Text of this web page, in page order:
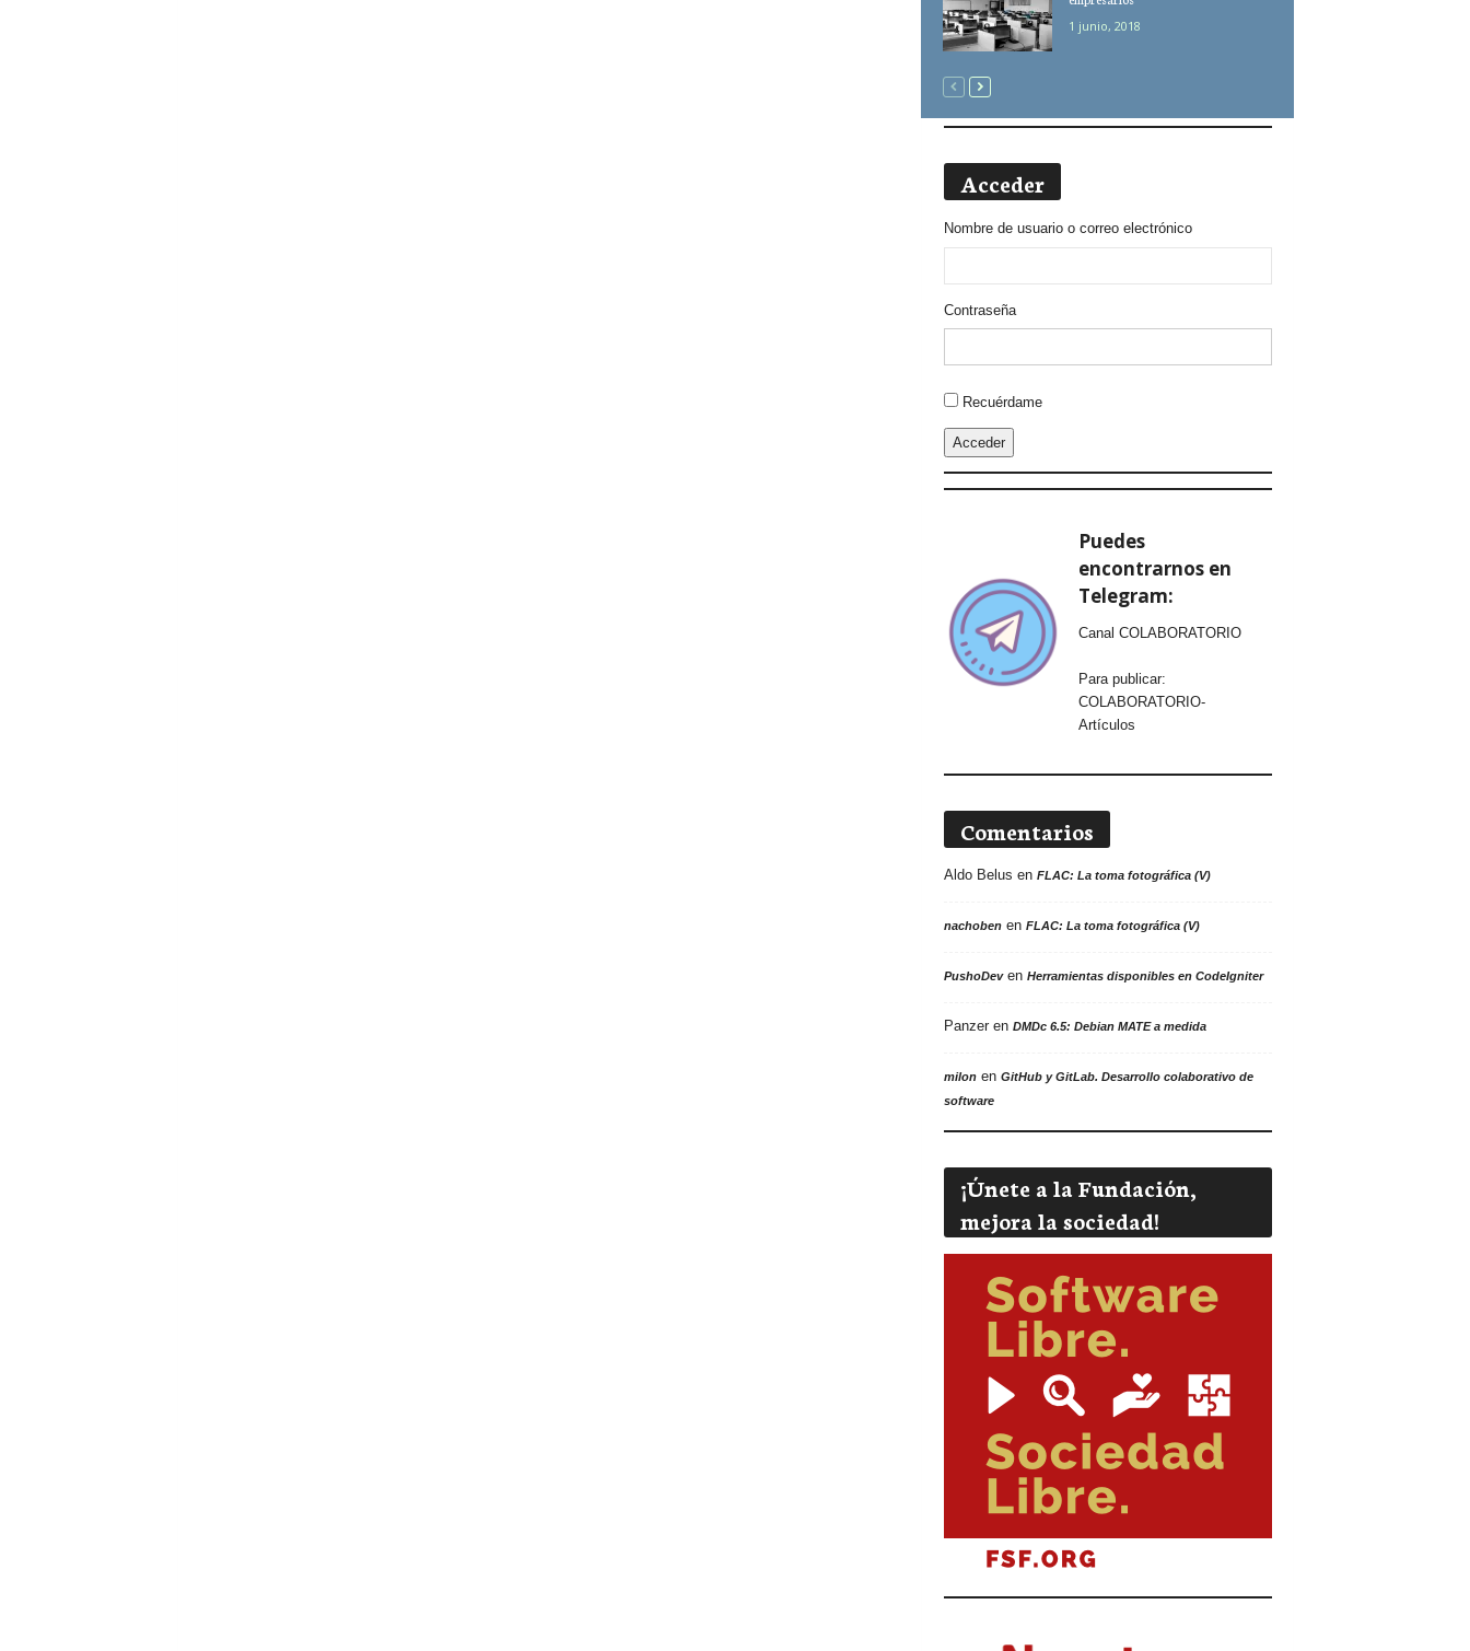
1 junio, 2018
Acceder
Nombre de usuario o correo electrónico
Contraseña
Alternative:
Recuérdame
Acceder
Puedes
encontrarnos en
Telegram:
Canal COLABORATORIO
Para publicar:
COLABORATORIO-
Artículos
Comentarios
Aldo Belus en FLAC: La toma fotográfica (V)
nachobenen FLAC: La toma fotográfica (V)
PushoDeven Herramientas disponibles en CodeIgniter
Panzeren DMDc 6.5: Debian MATE a medida
milonen GitHub y GitLab. Desarrollo colaborativo de
software
¡Únete a la Fundación,
mejora la sociedad!